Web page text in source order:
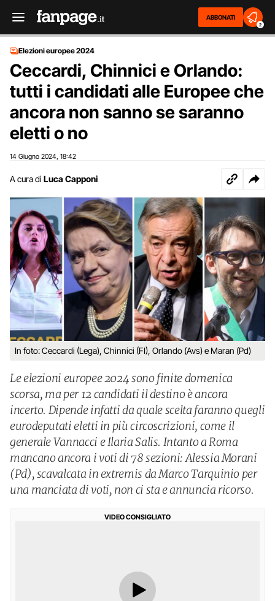
ABBONATI
2
Elezioni europee 2024
Ceccardi, Chinnici e Orlando:
tutti i candidati alle Europee che
ancora non sanno se saranno
eletti o no
14 Giugno 2024 18:42
A cura di Luca Capponi
In foto: Ceccardi (Lega), Chinnici (FI), Orlando (Avs) e Maran (Pd)
Le elezioni europee 2024 sono finite domenica
scorsa, ma per 12 candidati il destino è ancora
incerto. Dipende infatti da quale scelta faranno quegli
eurodeputati eletti in più circoscrizioni, come il
generale Vannacci e Ilaria Salis. Intanto a Roma
mancano ancora i voti di 78 sezioni: Alessia Morani
(Pd), scavalcata in extremis da Marco Tarquinio per
una manciata di voti, non ci sta e annuncia ricorso.
VIDEO CONSIGLIATO